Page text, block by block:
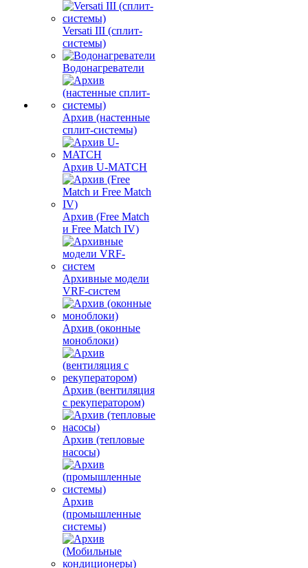
Versati III (сплит-
системы)
Водонагреватели
Архив (настенные
сплит-системы)
Архив U-MATCH
Архив (Free Match
и Free Match IV)
Архивные модели
VRF-систем
Архив (оконные
моноблоки)
Архив (вентиляция
с рекуператором)
Архив (тепловые
насосы)
Архив
(промышленные
системы)